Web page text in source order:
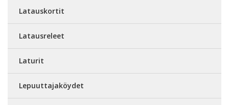
Latauskortit
Latausreleet
Laturit
Lepuuttajaköydet